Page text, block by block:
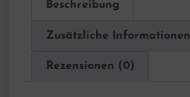
Beschreibung
Zusätzliche Informationen
Rezensionen (0)